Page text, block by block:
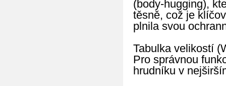
(body-hugging),
těsně, což je
plnila svou
Tabulka velikostí
Pro správnou
hrudníku v